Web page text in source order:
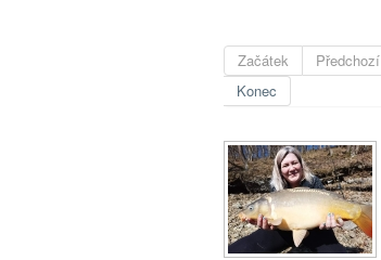
Začátek Předchozí
Konec